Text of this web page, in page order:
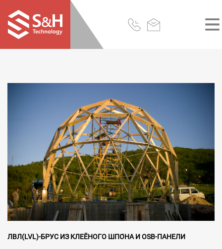
ЛВЛ(LVL)-БРУС ИЗ КЛЕЁНОГО ШПО́НА И OSB-ПАНЕЛИ